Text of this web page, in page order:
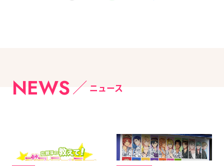
NEWS ニュース